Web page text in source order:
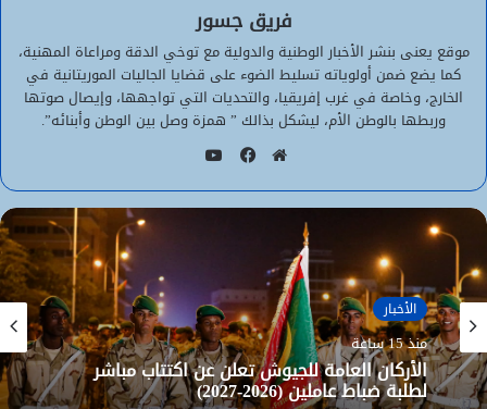
فريق جسور
موقع يعنى بنشر الأخبار الوطنية والدولية مع توخي الدقة ومراعاة المهنية،
كما يضع ضمن أولوياته تسليط الضوء على قضايا الجاليات الموريتانية في
الخارج، وخاصة في غرب إفريقيا، والتحديات التي تواجهها، وإيصال صوتها
وربطها بالوطن الأم، ليشكل بذالك ” همزة وصل بين الوطن وأبنائه”.
الويب
الأخبار
منذ 15 ساعة
الأركان العامة للجيوش تعلن عن اكتتاب مباشر
لطلبة ضباط عاملين (2026-2027)